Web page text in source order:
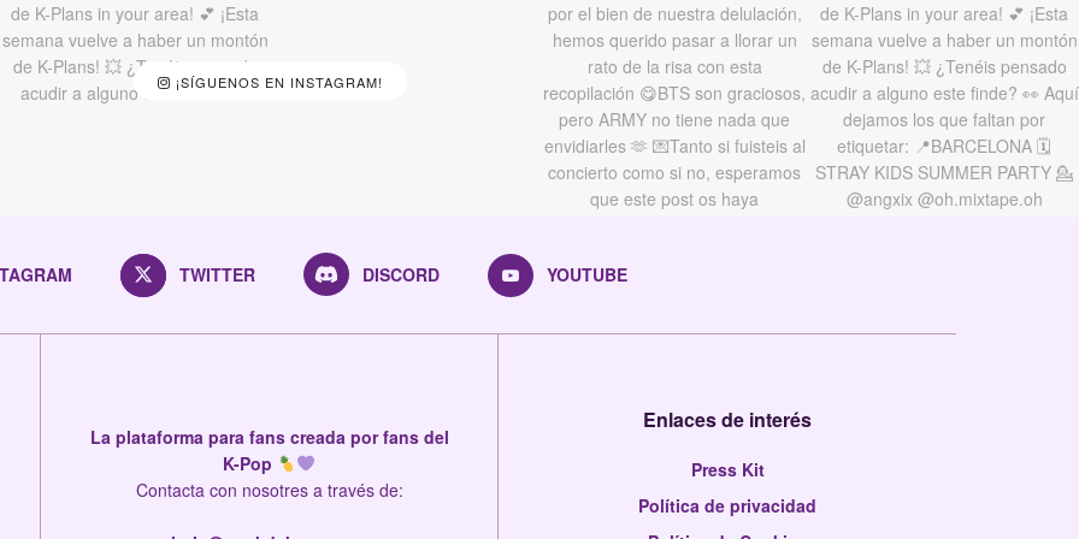
¡SÍGUENOS EN INSTAGRAM!
TWITTER DISCORD YOUTUBE
La plataforma para fans creada por fans del
K-Pop
Contacta con nosotres a través de:
Enlaces de interés
Press Kit
Política de privacidad